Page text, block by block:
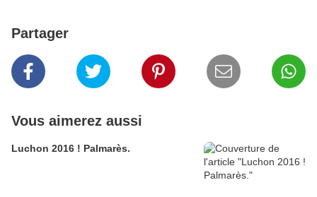
Partager
Vous aimerez aussi
Luchon 2016 ! Palmarès.